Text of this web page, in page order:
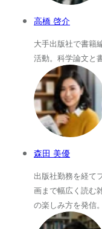
高橋 啓介
大手出版社で書籍
活動。科学論文と
森田 美優
出版社勤務を経て
画まで幅広く読む
の楽しみ方を発信。